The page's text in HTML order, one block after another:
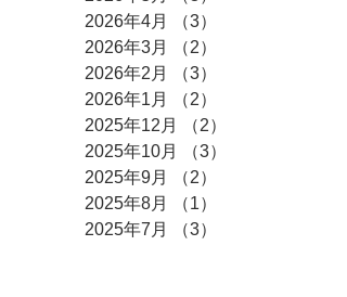
2026年4月
（3）
2026年3月
（2）
2026年2月
（3）
2026年1月
（2）
2025年12月
（2）
2025年10月
（3）
2025年9月
（2）
2025年8月
（1）
2025年7月
（3）